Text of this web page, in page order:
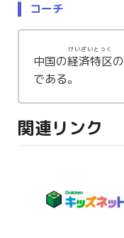
コーチ
中国の経済特区
けいざいとっく
の
である。
関連リンク